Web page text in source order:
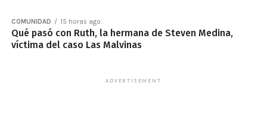
COMUNIDAD 15 horas ago
Qué pasó con Ruth, la hermana de Steven Medina,
víctima del caso Las Malvinas
ADVERTISEMENT